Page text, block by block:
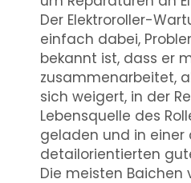
Der Elektroroller-
einfach dabei,
bekannt ist, dass er
zusammenarbeitet,
sich weigert, in der
Lebensquelle des
geladen und in einer
detailorientierten
Die meisten Baichen